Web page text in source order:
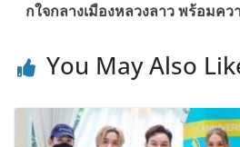
กใจกลางเมืองหลวงลาว พร้อมค
You May Also